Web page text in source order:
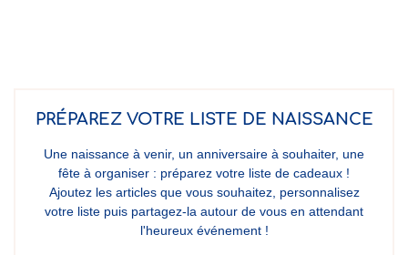
PRÉPAREZ VOTRE LISTE DE NAISSANCE
Une naissance à venir, un anniversaire à souhaiter, une
fête à organiser : préparez votre liste de cadeaux !
Ajoutez les articles que vous souhaitez, personnalisez
votre liste puis partagez-la autour de vous en attendant
l'heureux événement !